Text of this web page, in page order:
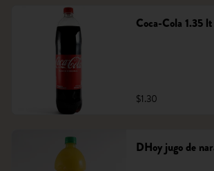
Coca-Cola 1.35 lt
$1.30
DHoy jugo de